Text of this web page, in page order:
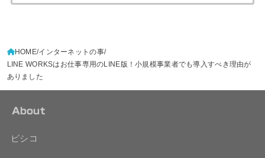
HOME インターネットの事
LINE WORKSはお仕事専用のLINE版！小規模事業者でも導入すべき理由が
ありました
About
ピシコ